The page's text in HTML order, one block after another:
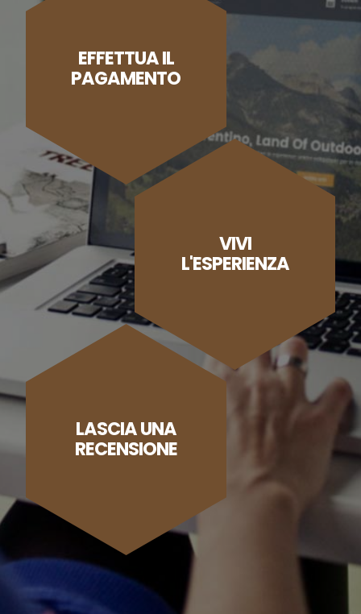
EFFETTUA IL
PAGAMENTO
VIVI
L'ESPERIENZA
LASCIA UNA
RECENSIONE